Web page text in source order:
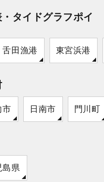
タイドグラフポイ
舌田漁港 東宮浜港
市 日南市 門川町
島県